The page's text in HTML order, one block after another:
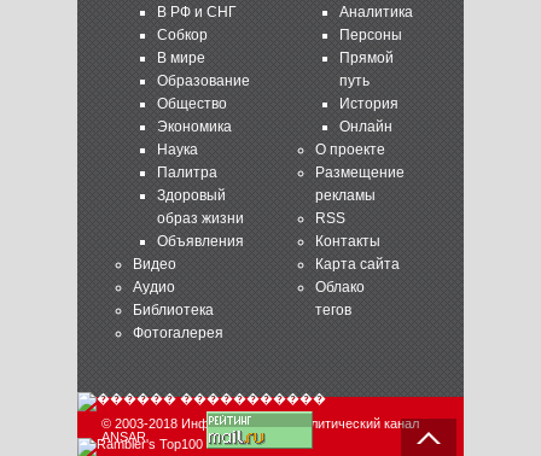
В РФ и СНГ
Собкор
В мире
Образование
Общество
Экономика
Наука
Палитра
Здоровый
образ жизни
Объявления
Видео
Аудио
Библиотека
Фотогалерея
Аналитика
Персоны
Прямой
путь
История
Онлайн
О проекте
Размещение
рекламы
RSS
Контакты
Карта сайта
Облако
тегов
© 2003-2018 Информационно-аналитический канал
ANSAR